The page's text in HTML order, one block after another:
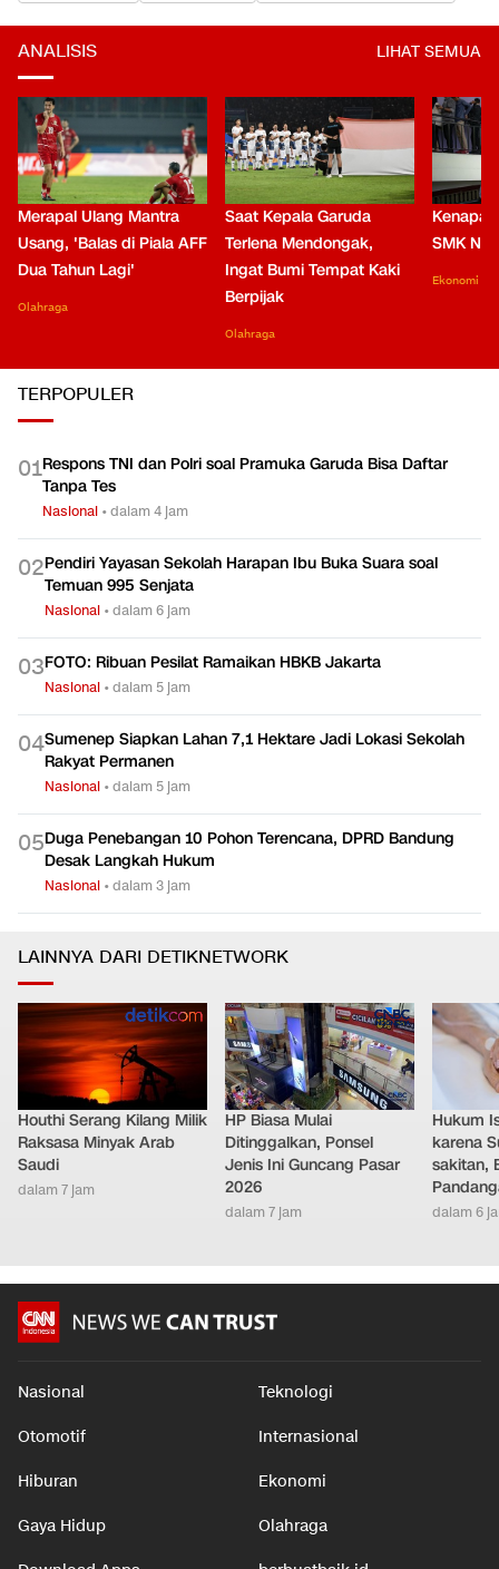
ANALISIS LIHAT SEMUA
Merapal Ulang Mantra
Usang, 'Balas di Piala AFF
Dua Tahun Lagi'
Olahraga
Saat Kepala Garuda
Terlena Mendongak,
Ingat Bumi Tempat Kaki
Berpijak
Olahraga
Kenapa
SMK
Ekonomi
TERPOPULER
01Respons TNI dan Polri soal Pramuka Garuda Bisa Daftar
Tanpa Tes
Nasional •dalam 4 jam
02Pendiri Yayasan Sekolah Harapan Ibu Buka Suara soal
Temuan 995 Senjata
Nasional •dalam 6 jam
03FOTO: Ribuan Pesilat Ramaikan HBKB Jakarta
Nasional •dalam 5 jam
04Sumenep Siapkan Lahan 7,1 Hektare Jadi Lokasi Sekolah
Rakyat Permanen
Nasional •dalam 5 jam
05Duga Penebangan 10 Pohon Terencana, DPRD Bandung
Desak Langkah Hukum
Nasional •dalam 3 jam
LAINNYA DARI DETIKNETWORK
Houthi Serang Kilang Milik
Raksasa Minyak Arab
Saudi
dalam 7 jam
HP Biasa Mulai
Ditinggalkan, Ponsel
Jenis Ini Guncang Pasar
2026
dalam 7 jam
Hukum
karena
sakitan,
dalam 6
Nasional Teknologi
Otomotif Internasional
Hiburan Ekonomi
Gaya Hidup Olahraga